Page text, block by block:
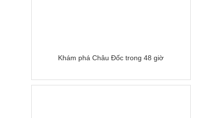
Khám phá Châu Đốc trong 48 giờ